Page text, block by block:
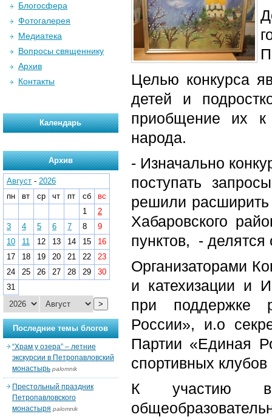
Целью конкурса
детей и
приобщение их к
народа.
- Изначально
поступать
решили расширить
Хабаровского
пунктов, - делятся
Организаторами
и катехизации и
при поддержке
России», и.о
Партии «Единая
спортивных
К участию в
Блогосфера
Фотогалерея
Медиатека
Вопросы священнику
Архив
Контакты
Календарь
Архив
Август - 2026
пн
вт ср чт пт сб
вс
1
2
3
4 5 6 7 8
9
10
11 12 13 14 15
16
17
18 19 20 21 22
23
24
25 26 27 28 29
30
31
>
Последние темы блогов
“Храм у озера” – летние
экскурсии в Петропавловский
монастырь palomnik
Престольный праздник
Петропавловского
монастыря palomnik